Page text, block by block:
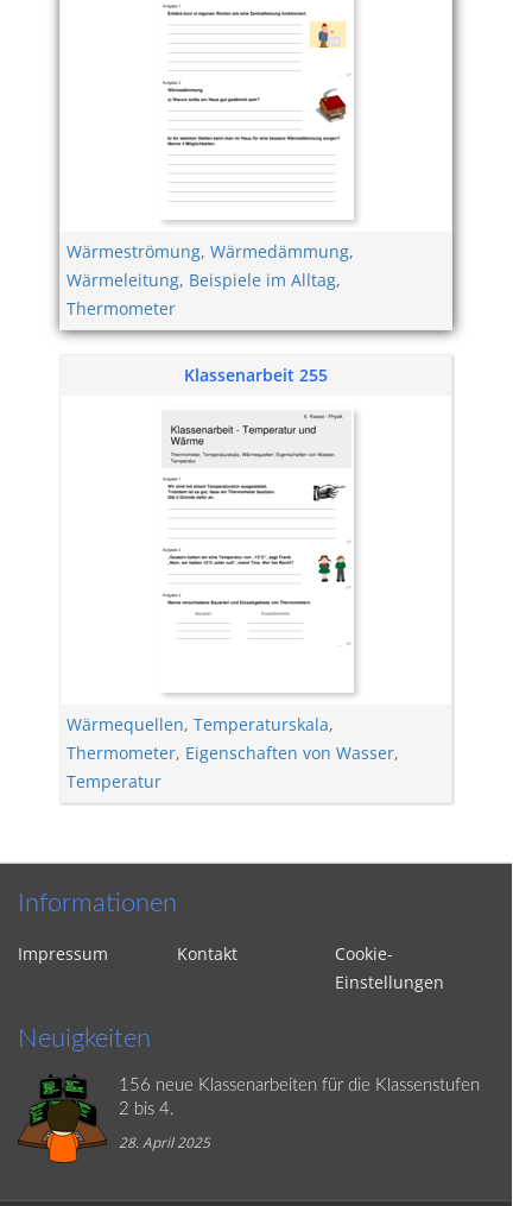
Wärmeströmung, Wärmedämmung,
Wärmeleitung, Beispiele im Alltag,
Thermometer
Klassenarbeit 255
Wärmequellen, Temperaturskala,
Thermometer, Eigenschaften von Wasser,
Temperatur
Informationen
Impressum Kontakt
Cookie-
Einstellungen
Neuigkeiten
156 neue Klassenarbeiten für die Klassenstufen
2 bis 4.
28. April 2025